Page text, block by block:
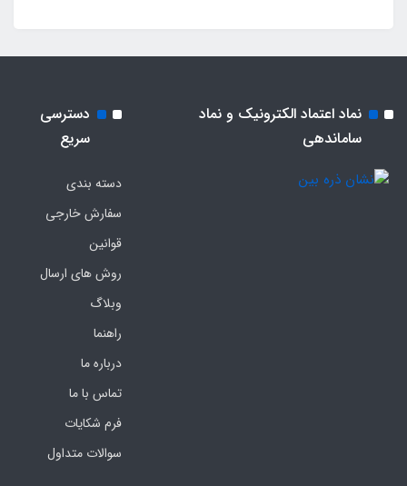
نماد اعتماد الکترونیک و نماد
ساماندهی
دسترسی
سریع
دسته بندی
سفارش خارجی
قوانین
روش های ارسال
وبلاگ
راهنما
درباره ما
تماس با ما
فرم‌ شکایات
سوالات متداول